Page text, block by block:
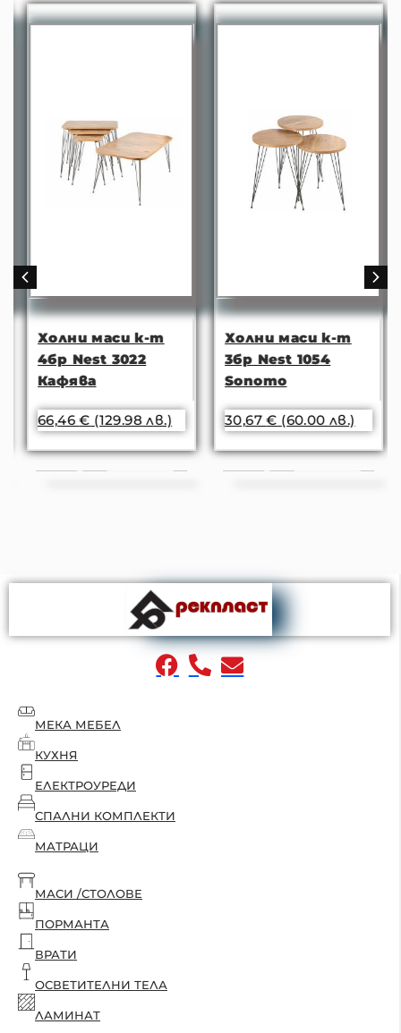
Холни маси к-т
4бр Nest 3022
Кафява
66,46€ (129.98 лв.)
Холни маси к-т
3бр Nest 1054
Sonomo
30,67€ (60.00 лв.)
МЕКА МЕБЕЛ
КУХНЯ
ЕЛЕКТРОУРЕДИ
СПАЛНИ КОМПЛЕКТИ
МАТРАЦИ
МАСИ /СТОЛОВЕ
ПОРМАНТА
ВРАТИ
ОСВЕТИТЕЛНИ ТЕЛА
ЛАМИНАТ